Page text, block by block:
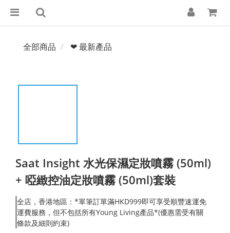
全部商品 ❤ 最新產品
Saat Insight 水光保濕定妝噴霧 (50ml)
+ 啞緻控油定妝噴霧 (50ml)套裝
全店，香港地區：*單筆訂單滿HKD999即可享受順豐速運免
運費服務，但不包括所有Young Living產品*(優惠需受有關
條款及細則約束)